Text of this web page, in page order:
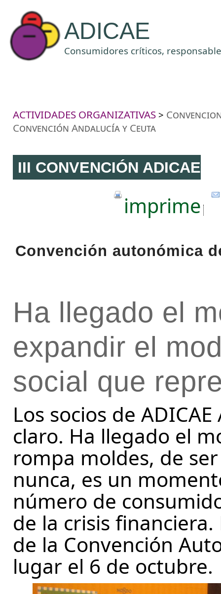
ADICAE
Consumidores críticos,
ACTIVIDADES ORGANIZATIVAS >
Convención Andalucía y Ceuta
III CONVENCIÓN ADICAE
imprime
Convención autonómica
Ha llegado el
expandir el
social que
Los socios de
claro. Ha llegado el
rompa moldes, de
nunca, es un
número de
de la crisis
de la Convención
lugar el 6 de octubre.